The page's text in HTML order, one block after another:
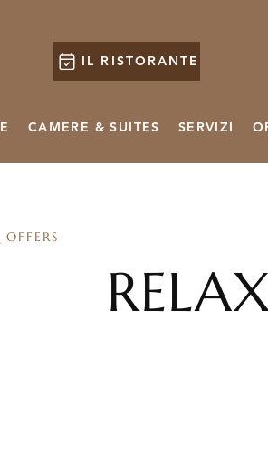
IL RISTORANTE
CAMERE & SUITES SERVIZI